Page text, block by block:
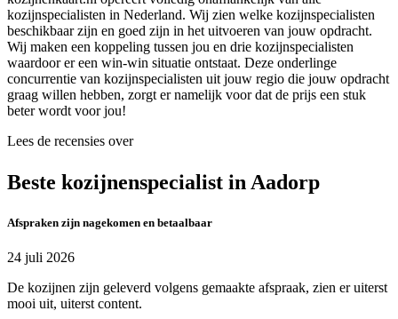
kozijnspecialisten in Nederland. Wij zien welke kozijnspecialisten
beschikbaar zijn en goed zijn in het uitvoeren van jouw opdracht.
Wij maken een koppeling tussen jou en drie kozijnspecialisten
waardoor er een win-win situatie ontstaat. Deze onderlinge
concurrentie van kozijnspecialisten uit jouw regio die jouw opdracht
graag willen hebben, zorgt er namelijk voor dat de prijs een stuk
beter wordt voor jou!
Lees de recensies over
Beste kozijnenspecialist in Aadorp
Afspraken zijn nagekomen en betaalbaar
24 juli 2026
De kozijnen zijn geleverd volgens gemaakte afspraak, zien er uiterst
mooi uit, uiterst content.